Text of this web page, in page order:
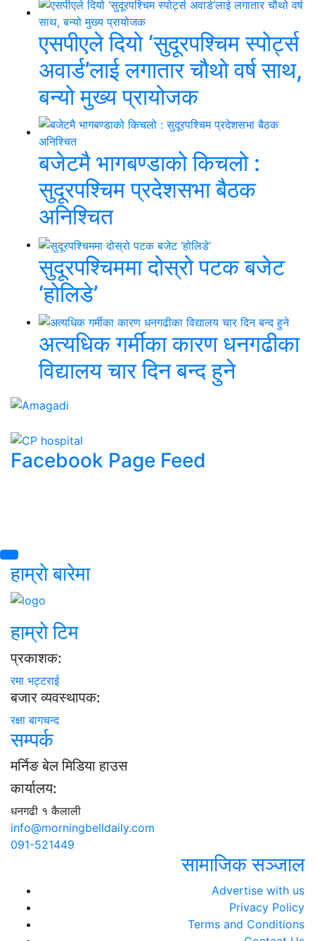
एसपीएले दियो ‘सुदूरपश्चिम स्पोर्ट्स
अवार्ड’लाई लगातार चौथो वर्ष साथ,
बन्यो मुख्य प्रायोजक
बजेटमै भागबण्डाको किचलो :
सुदूरपश्चिम प्रदेशसभा बैठक
अनिश्चित
सुदूरपश्चिममा दोस्रो पटक बजेट
‘होलिडे’
अत्यधिक गर्मीका कारण धनगढीका
विद्यालय चार दिन बन्द हुने
Facebook Page Feed
हाम्राे बारेमा
हाम्राे टिम
प्रकाशक:
रमा भट्टराई
बजार व्यवस्थापक:
रक्षा बागचन्द
सम्पर्क
मर्निङ बेल मिडिया हाउस
कार्यालय:
धनगढी १ कैलाली
info@morningbelldaily.com
091-521449
सामाजिक सञ्जाल
Advertise with us
Privacy Policy
Terms and Conditions